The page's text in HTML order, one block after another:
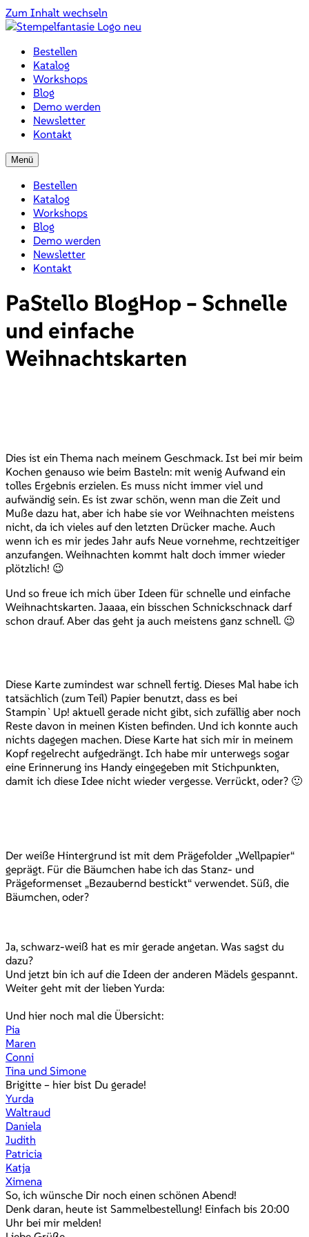
Zum Inhalt wechseln
Bestellen
Katalog
Workshops
Blog
Demo werden
Newsletter
Kontakt
Menü
Bestellen
Katalog
Workshops
Blog
Demo werden
Newsletter
Kontakt
PaStello BlogHop – Schnelle
und einfache
Weihnachtskarten
Dies ist ein Thema nach meinem Geschmack. Ist bei mir beim
Kochen genauso wie beim Basteln: mit wenig Aufwand ein
tolles Ergebnis erzielen. Es muss nicht immer viel und
aufwändig sein. Es ist zwar schön, wenn man die Zeit und
Muße dazu hat, aber ich habe sie vor Weihnachten meistens
nicht, da ich vieles auf den letzten Drücker mache. Auch
wenn ich es mir jedes Jahr aufs Neue vornehme, rechtzeitiger
anzufangen. Weihnachten kommt halt doch immer wieder
plötzlich! 😉
Und so freue ich mich über Ideen für schnelle und einfache
Weihnachtskarten. Jaaaa, ein bisschen Schnickschnack darf
schon drauf. Aber das geht ja auch meistens ganz schnell. 😉
Diese Karte zumindest war schnell fertig. Dieses Mal habe ich
tatsächlich (zum Teil) Papier benutzt, dass es bei
Stampin`Up! aktuell gerade nicht gibt, sich zufällig aber noch
Reste davon in meinen Kisten befinden. Und ich konnte auch
nichts dagegen machen. Diese Karte hat sich mir in meinem
Kopf regelrecht aufgedrängt. Ich habe mir unterwegs sogar
eine Erinnerung ins Handy eingegeben mit Stichpunkten,
damit ich diese Idee nicht wieder vergesse. Verrückt, oder? 🙂
Der weiße Hintergrund ist mit dem Prägefolder „Wellpapier“
geprägt. Für die Bäumchen habe ich das Stanz- und
Prägeformenset „Bezaubernd bestickt“ verwendet. Süß, die
Bäumchen, oder?
Ja, schwarz-weiß hat es mir gerade angetan. Was sagst du
dazu?
Und jetzt bin ich auf die Ideen der anderen Mädels gespannt.
Weiter geht mit der lieben Yurda:
Und hier noch mal die Übersicht:
Pia
Maren
Conni
Tina und Simone
Brigitte – hier bist Du gerade!
Yurda
Waltraud
Daniela
Judith
Patricia
Katja
Ximena
So, ich wünsche Dir noch einen schönen Abend!
Denk daran, heute ist Sammelbestellung! Einfach bis 20:00
Uhr bei mir melden!